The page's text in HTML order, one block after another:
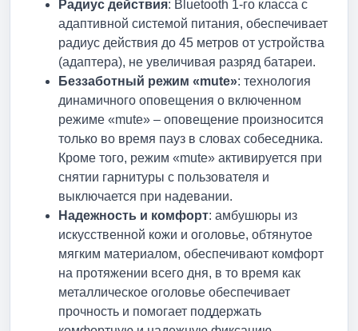
Радиус действия: Bluetooth 1-го класса с
адаптивной системой питания, обеспечивает
радиус действия до 45 метров от устройства
(адаптера), не увеличивая разряд батареи.
Беззаботный режим «mute»: технология
динамичного оповещения о включенном
режиме «mute» – оповещение произносится
только во время пауз в словах собеседника.
Кроме того, режим «mute» активируется при
снятии гарнитуры с пользователя и
выключается при надевании.
Надежность и комфорт: амбушюры из
искусственной кожи и оголовье, обтянутое
мягким материалом, обеспечивают комфорт
на протяжении всего дня, в то время как
металлическое оголовье обеспечивает
прочность и помогает поддержать